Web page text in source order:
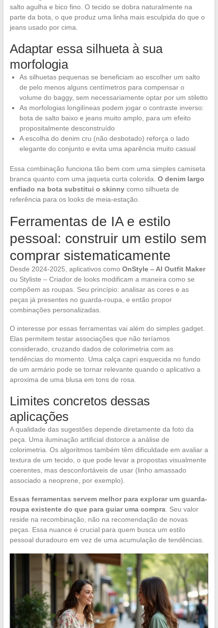
salto agulha e bico fino. O tecido se dobra naturalmente na
parte da bota, o que produz uma linha mais esculpida do que o
jeans usado por cima.
Adaptar essa silhueta à sua
morfologia
As silhuetas pequenas se beneficiam ao escolher um salto
de pelo menos alguns centímetros para compensar o
volume do baggy, sem necessariamente optar por um stiletto
As morfologias longilíneas podem jogar o contraste inverso:
bota de salto baixo e jeans muito amplo, para um efeito
propositalmente desconstruído
A escolha do denim cru (não desbotado) reforça o lado
elegante do conjunto e evita uma aparência muito casual
Essa combinação funciona tão bem com uma simples camiseta
branca quanto com uma jaqueta curta colorida. O denim largo
enfiado na bota substitui o skinnycomo silhueta de
referência para os looks de meia-estação.
Ferramentas de IA e estilo
pessoal: construir um estilo sem
comprar sistematicamente
Desde 2024-2025, aplicativos como OnStyle – AI Outfit Maker
ou Styliste – Criador de looks modificam a maneira como se
compõem as roupas. Seu princípio: analisar as cores e as
peças já presentes no guarda-roupa, e então propor
combinações personalizadas.
O interesse por essas ferramentas vai além do simples gadget.
Elas permitem testar associações que não teríamos
considerado, cruzando dados de colorimetria com as
tendências do momento. Uma calça capri esquecida no fundo
de um armário pode se tornar relevante quando o aplicativo a
aproxima de uma blusa em tons de rosa.
Limites concretos dessas
aplicações
A qualidade das sugestões depende diretamente da foto da
peça. Uma iluminação artificial distorce a análise de
colorimetria. Os algoritmos também têm dificuldade em avaliar a
textura de um tecido, o que pode levar a propostas visualmente
coerentes, mas desconfortáveis de usar (linho amassado
associado a neoprene, por exemplo).
Essas ferramentas servem melhor para explorar um guarda-
roupa existente do que para guiar uma compra. Seu valor
reside na recombinação, não na recomendação de novas
peças. Essa nuance é crucial para quem busca um estilo
pessoal duradouro em vez de uma acumulação de tendências.